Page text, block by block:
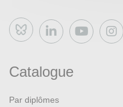
Bluesky
Catalogue
Par diplômes